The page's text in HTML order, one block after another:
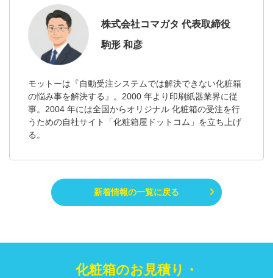
株式会社コマガタ 代表取締役
駒形 和彦
モットーは『自動受注システムでは解決できない化粧箱
の悩み事を解決する』。2000 年より印刷紙器業界に従
事。2004 年には全国からオリジナル 化粧箱の受注を行
うための自社サイト「化粧箱屋ドットコム」を立ち上げ
る。
新着情報の一覧に戻る
化粧箱のお見積り・